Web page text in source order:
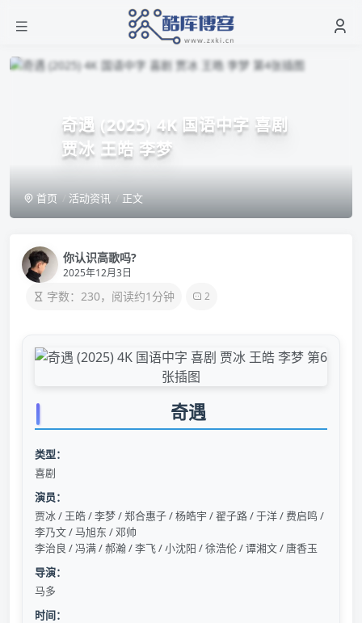
奇遇 (2025) 4K 国语中字 喜剧
贾冰 王皓 李梦
首页 活动资讯 正文
你认识高歌吗?
2025年12月3日
字数：230，阅读约1分钟 2
奇遇
类型：
喜剧
演员：
贾冰 / 王皓 / 李梦 / 郑合惠子 / 杨皓宇 / 翟子路 / 于洋 / 费启鸣 /
李乃文 / 马旭东 / 邓帅
李治良 / 冯满 / 郝瀚 / 李飞 / 小沈阳 / 徐浩伦 / 谭湘文 / 唐香玉
导演：
马多
时间：